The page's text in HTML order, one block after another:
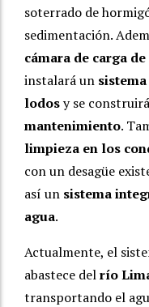
soterrado de
sedimentación.
cámara de carga
instalará un
lodosy se
mantenimiento.
limpieza en los
con un desagüe
así un sistema
agua.
Actualmente, el
abastece delrío
transportando el